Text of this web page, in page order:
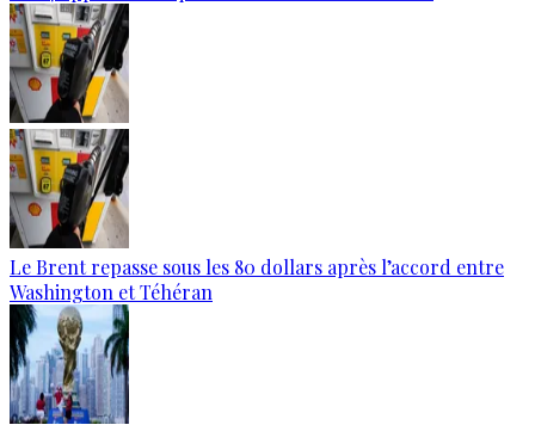
Le Brent repasse sous les 80 dollars après l’accord entre
Washington et Téhéran